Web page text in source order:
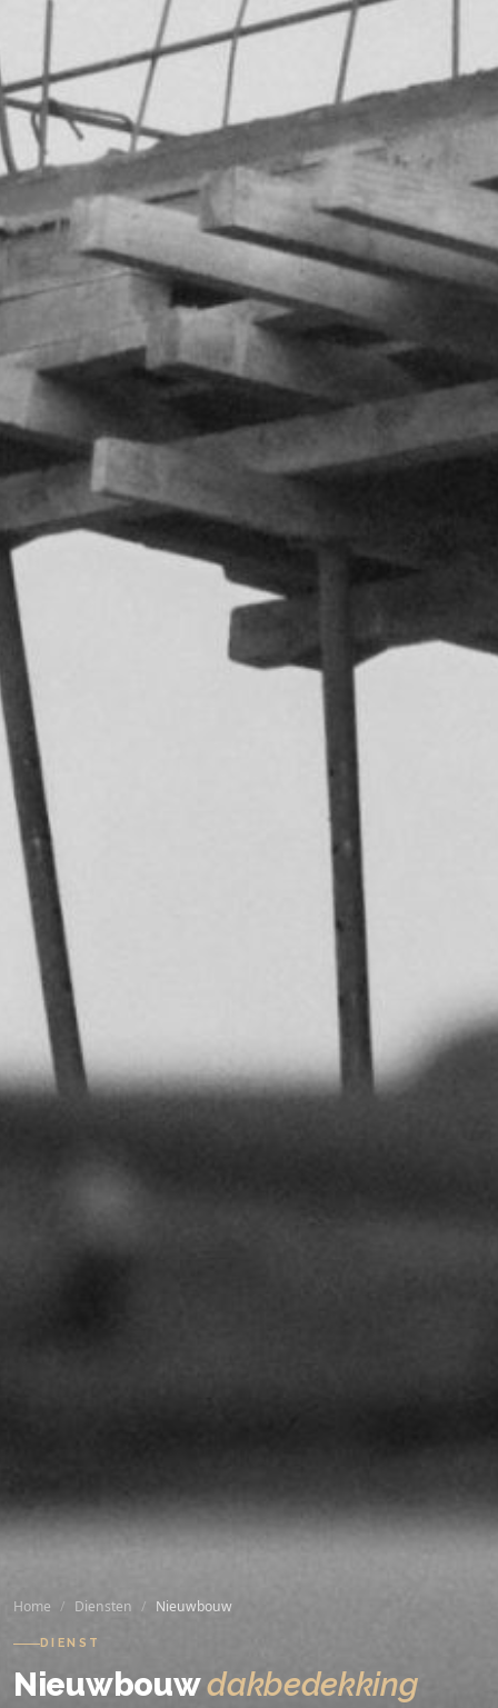
Home Diensten Nieuwbouw
DIENST
Nieuwbouwdakbedekking